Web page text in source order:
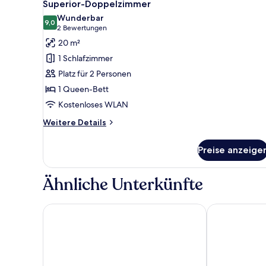
Fotos
für
Superior-
Doppelzimmer
anzeigen
Superior-Doppelzimmer
9,09,0 von 10
Wunderbar
2 Bewertungen
(2
Bewertungen)
20 m²
1 Schlafzimmer
Platz für 2 Personen
1 Queen-Bett
Kostenloses WLAN
Weitere Details
Weitere
Doppelzimmer
Preise
Ähnliche Unterkünfte
Villas - Hotel & Resort Adria Ankaran Hotel